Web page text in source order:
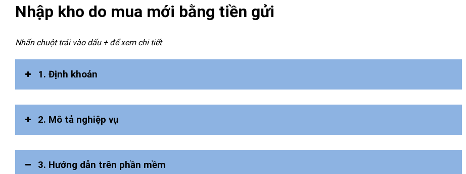
Nhập kho do mua mới bằng tiền gửi
Nhấn chuột trái vào dấu + để xem chi tiết
1. Định khoản
2. Mô tả nghiệp vụ
3. Hướng dẫn trên phần mềm